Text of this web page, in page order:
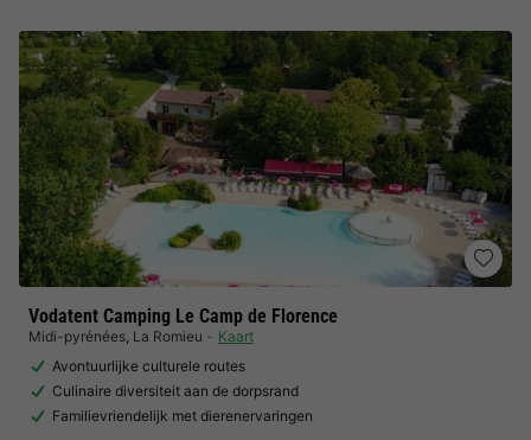
Vodatent Camping Le Camp de Florence
Midi-pyrénées, La Romieu
Kaart
Avontuurlijke culturele routes
Culinaire diversiteit aan de dorpsrand
Familievriendelijk met dierenervaringen